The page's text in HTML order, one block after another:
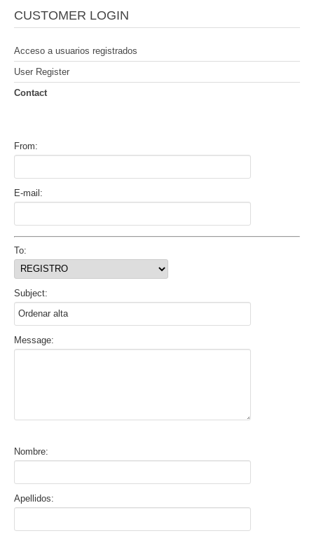
CUSTOMER LOGIN
Acceso a usuarios registrados
User Register
Contact
From:
E-mail:
To:
Subject:
Message:
Nombre:
Apellidos: